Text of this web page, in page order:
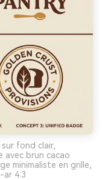
fond clair,
brun cacao
minimaliste en grille,
ar 4:3